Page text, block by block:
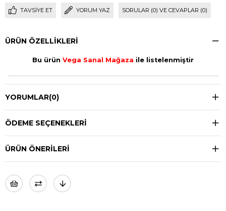
TAVSIYE ET YORUM YAZ SORULAR (0) VE CEVAPLAR (0)
ÜRÜN ÖZELLIKLERI
Bu ürün Vega Sanal Mağaza ile listelenmiştir
YORUMLAR(0)
ÖDEME SEÇENEKLERI
ÜRÜN ÖNERILERI